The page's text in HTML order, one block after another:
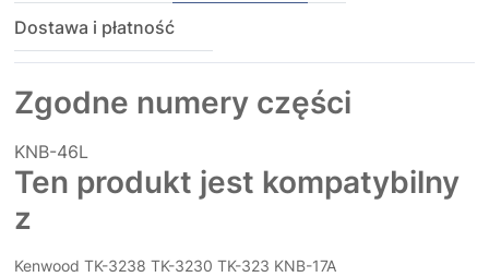
Dostawa i płatność
Zgodne numery części
KNB-46L
Ten produkt jest kompatybilny
z
Kenwood TK-3238 TK-3230 TK-323 KNB-17A